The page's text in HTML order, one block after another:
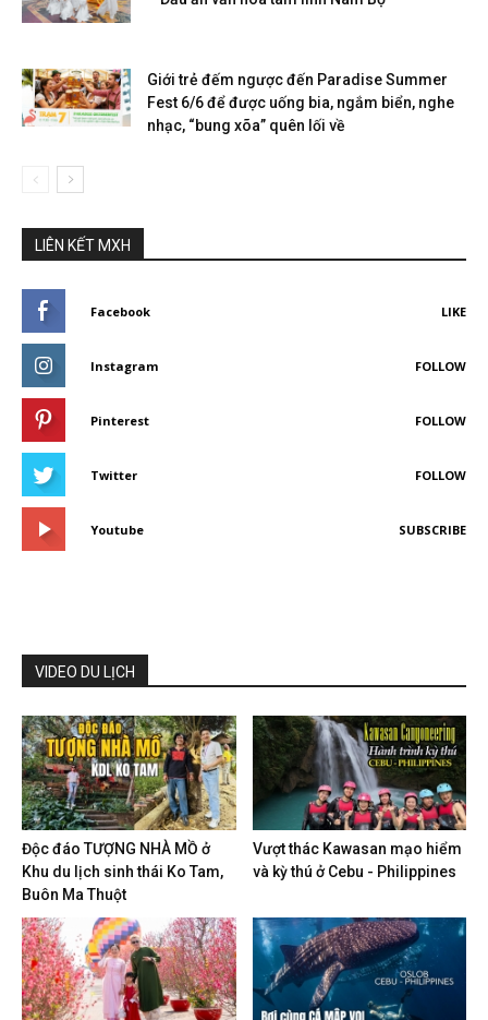
Giới trẻ đếm ngược đến Paradise Summer
Fest 6/6 để được uống bia, ngắm biển, nghe
nhạc, “bung xõa” quên lối về
LIÊN KẾT MXH
Facebook LIKE
Instagram FOLLOW
Pinterest FOLLOW
Twitter FOLLOW
Youtube SUBSCRIBE
VIDEO DU LỊCH
Độc đáo TƯỢNG NHÀ MỒ ở
Khu du lịch sinh thái Ko Tam,
Buôn Ma Thuột
Vượt thác Kawasan mạo hiểm
và kỳ thú ở Cebu - Philippines